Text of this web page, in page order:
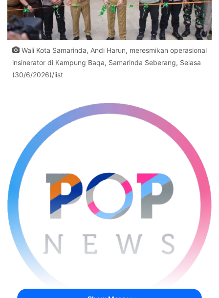
Wali Kota Samarinda, Andi Harun, meresmikan operasional
insinerator di Kampung Baqa, Samarinda Seberang, Selasa
(30/6/2026)/iist